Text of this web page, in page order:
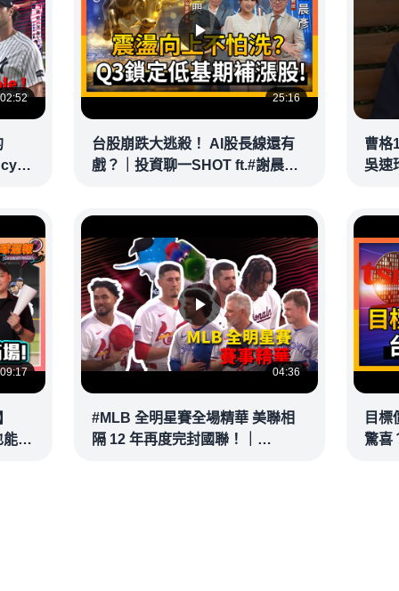
02:52 25:16
台股崩跌大逃殺！ AI股長線還有
戲？｜投資聊一SHOT ft.#謝晨彥
曹格
吳速
09:17
能滿
04:36
#MLB 全明星賽全場精華 美聯相
隔 12 年再度完封國聯！｜
目標
驚喜